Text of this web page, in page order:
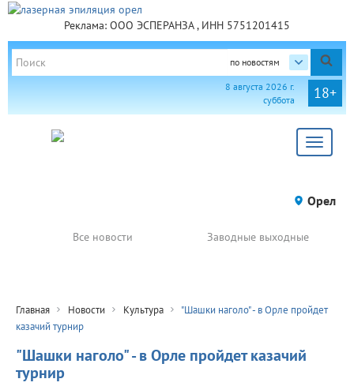
Реклама: ООО ЭСПЕРАНЗА , ИНН 5751201415
по новостям
18+
8 августа 2026 г.
суббота
Toggle
Орел
Все новости Заводные выходные
Главная Новости Культура
"Шашки наголо" - в Орле пройдет
казачий турнир
"Шашки наголо" - в Орле пройдет казачий
турнир